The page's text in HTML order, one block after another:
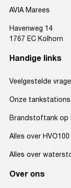
AVIA Marees
Havenweg 14
1767 EC Kolhorn
Handige links
Veelgestelde
Onze tankstations
Brandstoftank op
Alles over HVO100
Alles over
Over ons